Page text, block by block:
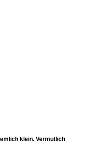
klein. Vermutlich